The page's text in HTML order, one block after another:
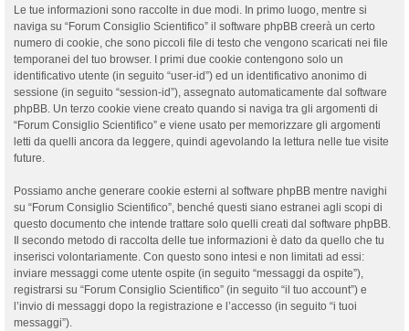
Le tue informazioni sono raccolte in due modi. In primo luogo, mentre si
naviga su “Forum Consiglio Scientifico” il software phpBB creerà un certo
numero di cookie, che sono piccoli file di testo che vengono scaricati nei file
temporanei del tuo browser. I primi due cookie contengono solo un
identificativo utente (in seguito “user-id”) ed un identificativo anonimo di
sessione (in seguito “session-id”), assegnato automaticamente dal software
phpBB. Un terzo cookie viene creato quando si naviga tra gli argomenti di
“Forum Consiglio Scientifico” e viene usato per memorizzare gli argomenti
letti da quelli ancora da leggere, quindi agevolando la lettura nelle tue visite
future.
Possiamo anche generare cookie esterni al software phpBB mentre navighi
su “Forum Consiglio Scientifico”, benché questi siano estranei agli scopi di
questo documento che intende trattare solo quelli creati dal software phpBB.
Il secondo metodo di raccolta delle tue informazioni è dato da quello che tu
inserisci volontariamente. Con questo sono intesi e non limitati ad essi:
inviare messaggi come utente ospite (in seguito “messaggi da ospite”),
registrarsi su “Forum Consiglio Scientifico” (in seguito “il tuo account”) e
l’invio di messaggi dopo la registrazione e l’accesso (in seguito “i tuoi
messaggi”).